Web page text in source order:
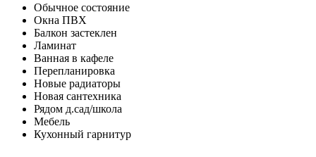
Обычное состояние
Окна ПВХ
Балкон застеклен
Ламинат
Ванная в кафеле
Перепланировка
Новые радиаторы
Новая сантехника
Рядом д.сад/школа
Мебель
Кухонный гарнитур